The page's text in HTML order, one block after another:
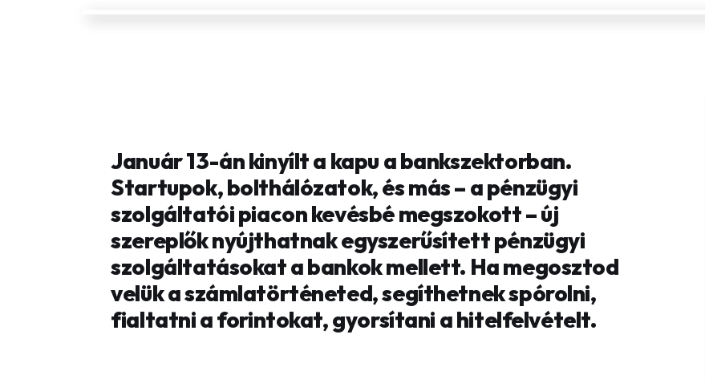
Január 13-án kinyílt a kapu a bankszektorban.
Startupok, bolthálózatok, és más – a pénzügyi
szolgáltatói piacon kevésbé megszokott – új
szereplők nyújthatnak egyszerűsített pénzügyi
szolgáltatásokat a bankok mellett. Ha megosztod
velük a számlatörténeted, segíthetnek spórolni,
fialtatni a forintokat, gyorsítani a hitelfelvételt.